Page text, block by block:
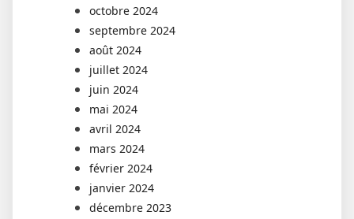
octobre 2024
septembre 2024
août 2024
juillet 2024
juin 2024
mai 2024
avril 2024
mars 2024
février 2024
janvier 2024
décembre 2023